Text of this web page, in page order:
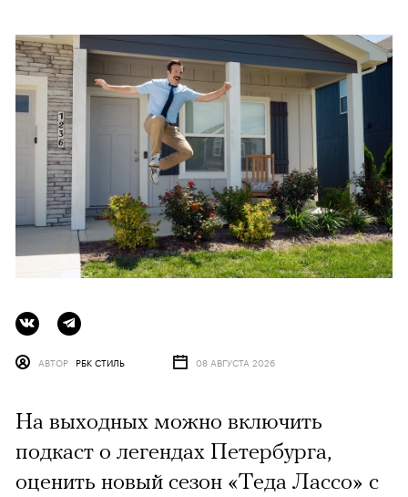
АВТОР РБК СТИЛЬ 08 АВГУСТА 2026
На выходных можно включить
подкаст о легендах Петербурга,
оценить новый сезон «Теда Лассо» с